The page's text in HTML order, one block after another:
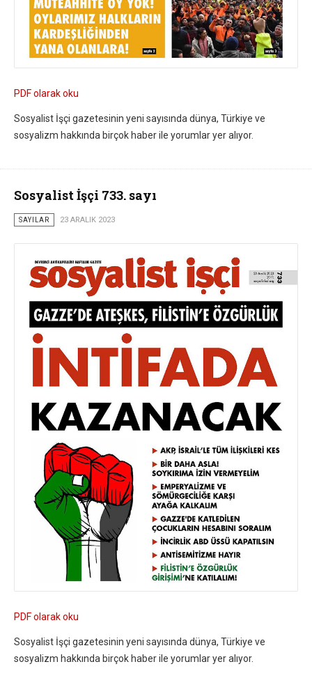
PDF olarak oku
Sosyalist İşçi gazetesinin yeni sayısında dünya, Türkiye ve
sosyalizm hakkında birçok haber ile yorumlar yer alıyor.
Sosyalist İşçi 733. sayı
SAYILAR 23 ARALIK 2023
PDF olarak oku
Sosyalist İşçi gazetesinin yeni sayısında dünya, Türkiye ve
sosyalizm hakkında birçok haber ile yorumlar yer alıyor.